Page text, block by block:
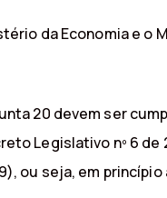
da Economia e
20 devem ser
Legislativo nº 6
ou seja, em princípio